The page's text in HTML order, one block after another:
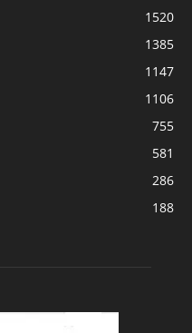
1520
1385
1147
1106
755
581
286
188